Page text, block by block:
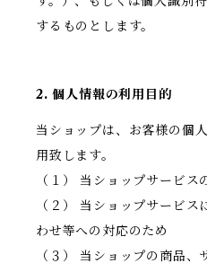
するものとします。
2. 個人情報の利用目的
当ショップは、お客様の個
用致します。
（１） 当ショップサービス
（２） 当ショップサービ
わせ等への対応のため
（３） 当ショップの商品